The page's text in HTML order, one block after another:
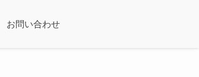
お問い合わせ